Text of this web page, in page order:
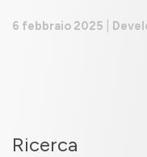
6 febbraio 2025
Ricerca